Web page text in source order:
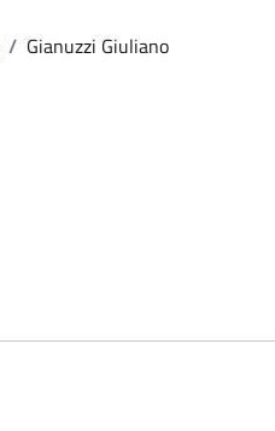
/ Gianuzzi Giuliano